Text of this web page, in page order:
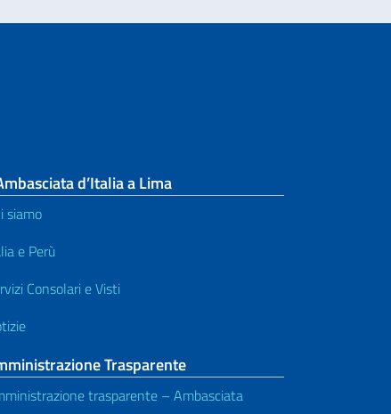
d’Italia a Lima
siamo
e Perù
Consolari e Visti
Trasparente
trasparente – Ambasciata